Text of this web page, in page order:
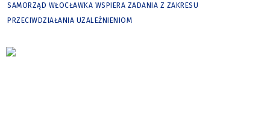
SAMORZĄD WŁOCŁAWKA WSPIERA ZADANIA Z ZAKRESU
PRZECIWDZIAŁANIA UZALEŻNIENIOM